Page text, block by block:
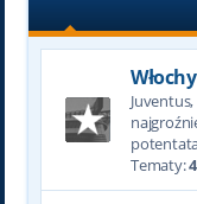
Włochy
Tematy: